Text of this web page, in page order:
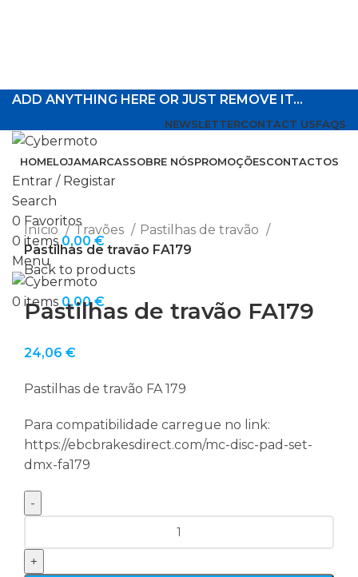
ADD ANYTHING HERE OR JUST REMOVE IT…
NEWSLETTERCONTACT USFAQS
HOMELOJAMARCASSOBRE NÓSPROMOÇÕESCONTACTOS
Entrar / Registar
Search
0 Favoritos
0 items 0,00 €
Menu
0 items 0,00€
Click to enlarge
Início
Travões
Pastilhas de travão
Pastilhas de travão FA179
Back to products
Pastilhas de travão FA179
24,06 €
Pastilhas de travão FA 179
Para compatibilidade carregue no link:
https://ebcbrakesdirect.com/mc-disc-pad-set-
dmx-fa179
de
Pastilhas